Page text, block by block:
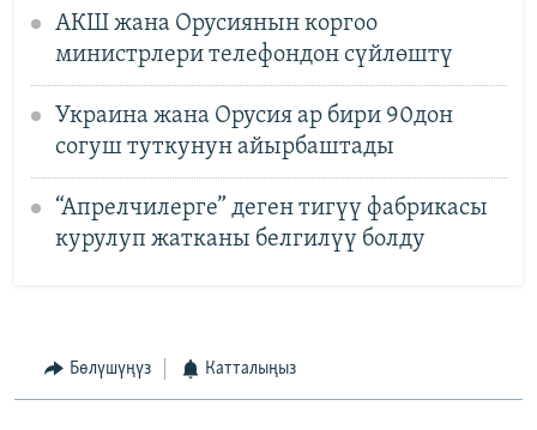
АКШ жана Орусиянын коргоо
министрлери телефондон сүйлөштү
Украина жана Орусия ар бири 90дон
согуш туткунун айырбаштады
“Апрелчилерге” деген тигүү фабрикасы
курулуп жатканы белгилүү болду
Бөлүшүңүз Катталыңыз